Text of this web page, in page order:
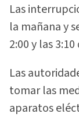
Las
la mañana y
2:00 y las
Las
tomar las
aparatos